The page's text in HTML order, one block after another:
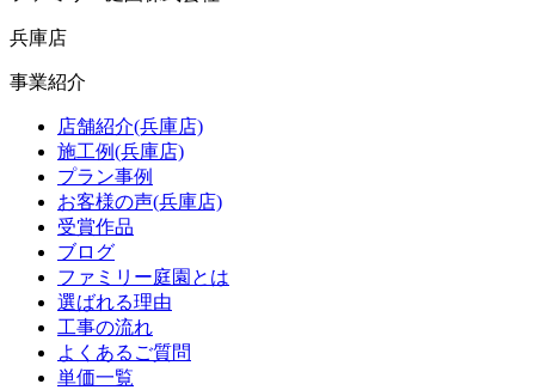
兵庫店
事業紹介
店舗紹介(兵庫店)
施工例(兵庫店)
プラン事例
お客様の声(兵庫店)
受賞作品
ブログ
ファミリー庭園とは
選ばれる理由
工事の流れ
よくあるご質問
単価一覧